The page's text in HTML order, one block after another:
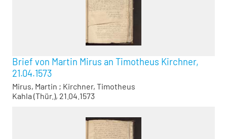
Brief von Martin Mirus an Timotheus Kirchner,
21.04.1573
Mirus, Martin ; Kirchner, Timotheus
Kahla (Thür.), 21.04.1573